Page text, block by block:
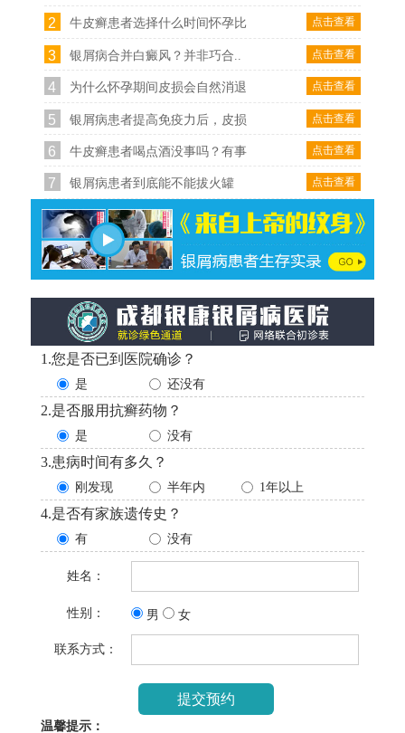
2 点击查看
牛皮癣患者选择什么时间怀孕比
3 点击查看
银屑病合并白癜风？并非巧合..
4 点击查看
为什么怀孕期间皮损会自然消退
5 点击查看
银屑病患者提高免疫力后，皮损
6 点击查看
牛皮癣患者喝点酒没事吗？有事
7 点击查看
银屑病患者到底能不能拔火罐
1.您是否已到医院确诊？
是 还没有
2.是否服用抗癣药物？
是 没有
3.患病时间有多久？
刚发现 半年内 1年以上
4.是否有家族遗传史？
有 没有
姓名：
性别： 男 女
联系方式：
温馨提示：